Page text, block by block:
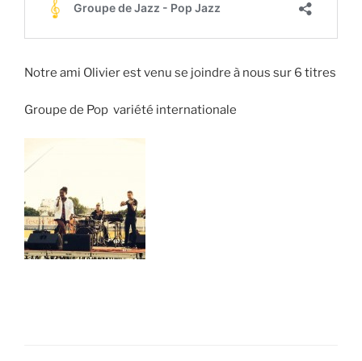
Notre ami Olivier est venu se joindre à nous sur 6 titres
Groupe de Pop variété internationale